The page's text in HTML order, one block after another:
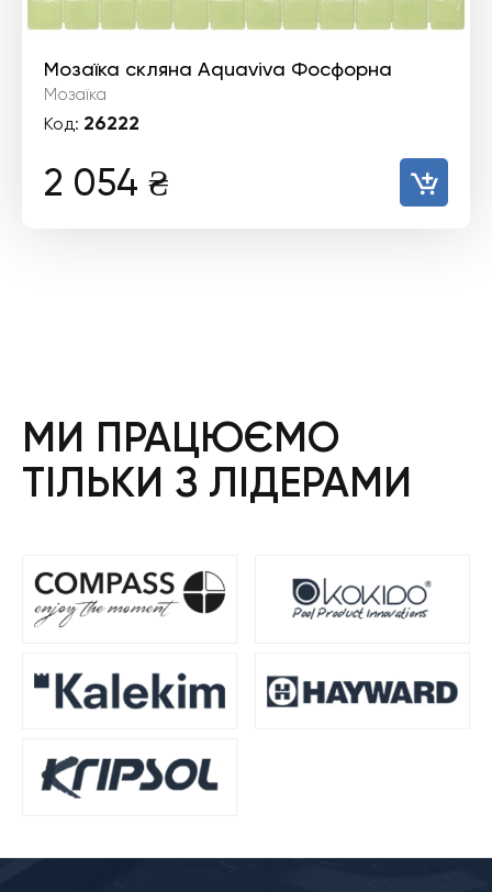
Мозаїка скляна Aquaviva Фосфорна
Мозаїка
Код: 26222
2 054 ₴
МИ ПРАЦЮЄМО
ТІЛЬКИ З ЛІДЕРАМИ